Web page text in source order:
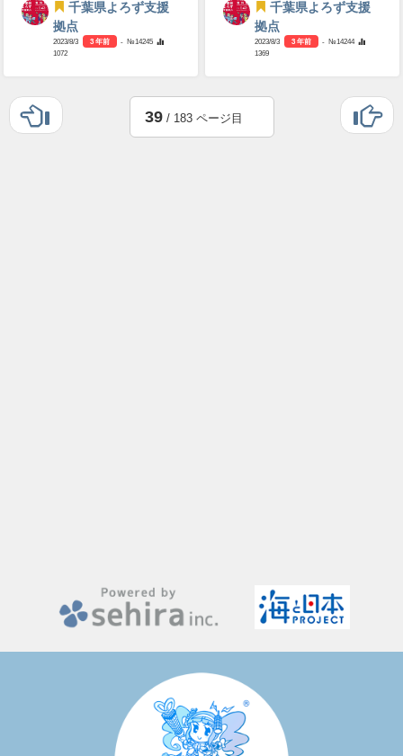
千葉県よろず支援
拠点
2023/8/3 3 年前
- №14245
1072
千葉県よろず支援
拠点
2023/8/3 3 年前
- №14244
1369
39/ 183 ページ目